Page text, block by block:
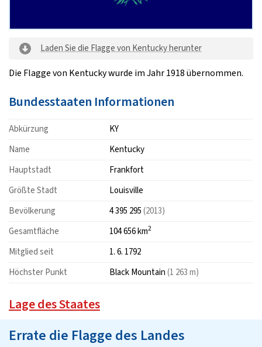
Laden Sie die Flagge von Kentucky herunter
Die Flagge von Kentucky wurde im Jahr 1918 übernommen.
Bundesstaaten Informationen
Abkürzung
KY
Name
Kentucky
Hauptstadt
Frankfort
Größte Stadt
Louisville
Bevölkerung
4 395 295(2013)
Gesamtfläche
104 656 km2
Mitglied seit
1. 6. 1792
Höchster Punkt
Black Mountain(1 263 m)
Lage des Staates
Errate die Flagge des Landes